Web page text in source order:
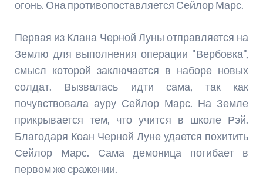
огонь. Она противопоставляется Сейлор Марс.
Первая из Клана Черной Луны отправляется на
Землю для выполнения операции "Вербовка",
смысл которой заключается в наборе новых
солдат. Вызвалась идти сама, так как
почувствовала ауру Сейлор Марс. На Земле
прикрывается тем, что учится в школе Рэй.
Благодаря Коан Черной Луне удается похитить
Сейлор Марс. Сама демоница погибает в
первом же сражении.